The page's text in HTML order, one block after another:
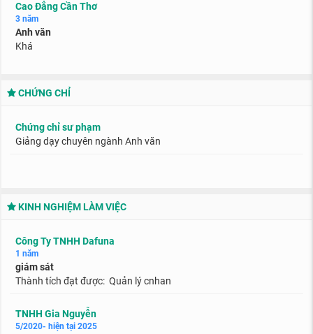
Cao Đẳng Cần Thơ
3 năm
Anh văn
Khá
CHỨNG CHỈ
Chứng chỉ sư phạm
Giảng dạy chuyên ngành Anh văn
KINH NGHIỆM LÀM VIỆC
Công Ty TNHH Dafuna
1 năm
giám sát
Thành tích đạt được: Quản lý cnhan
TNHH Gia Nguyễn
5/2020- hiện tại 2025